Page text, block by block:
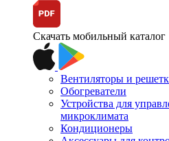
Скачать мобильный каталог
Вентиляторы и
Обогреватели
Устройства для
микроклимата
Кондиционеры